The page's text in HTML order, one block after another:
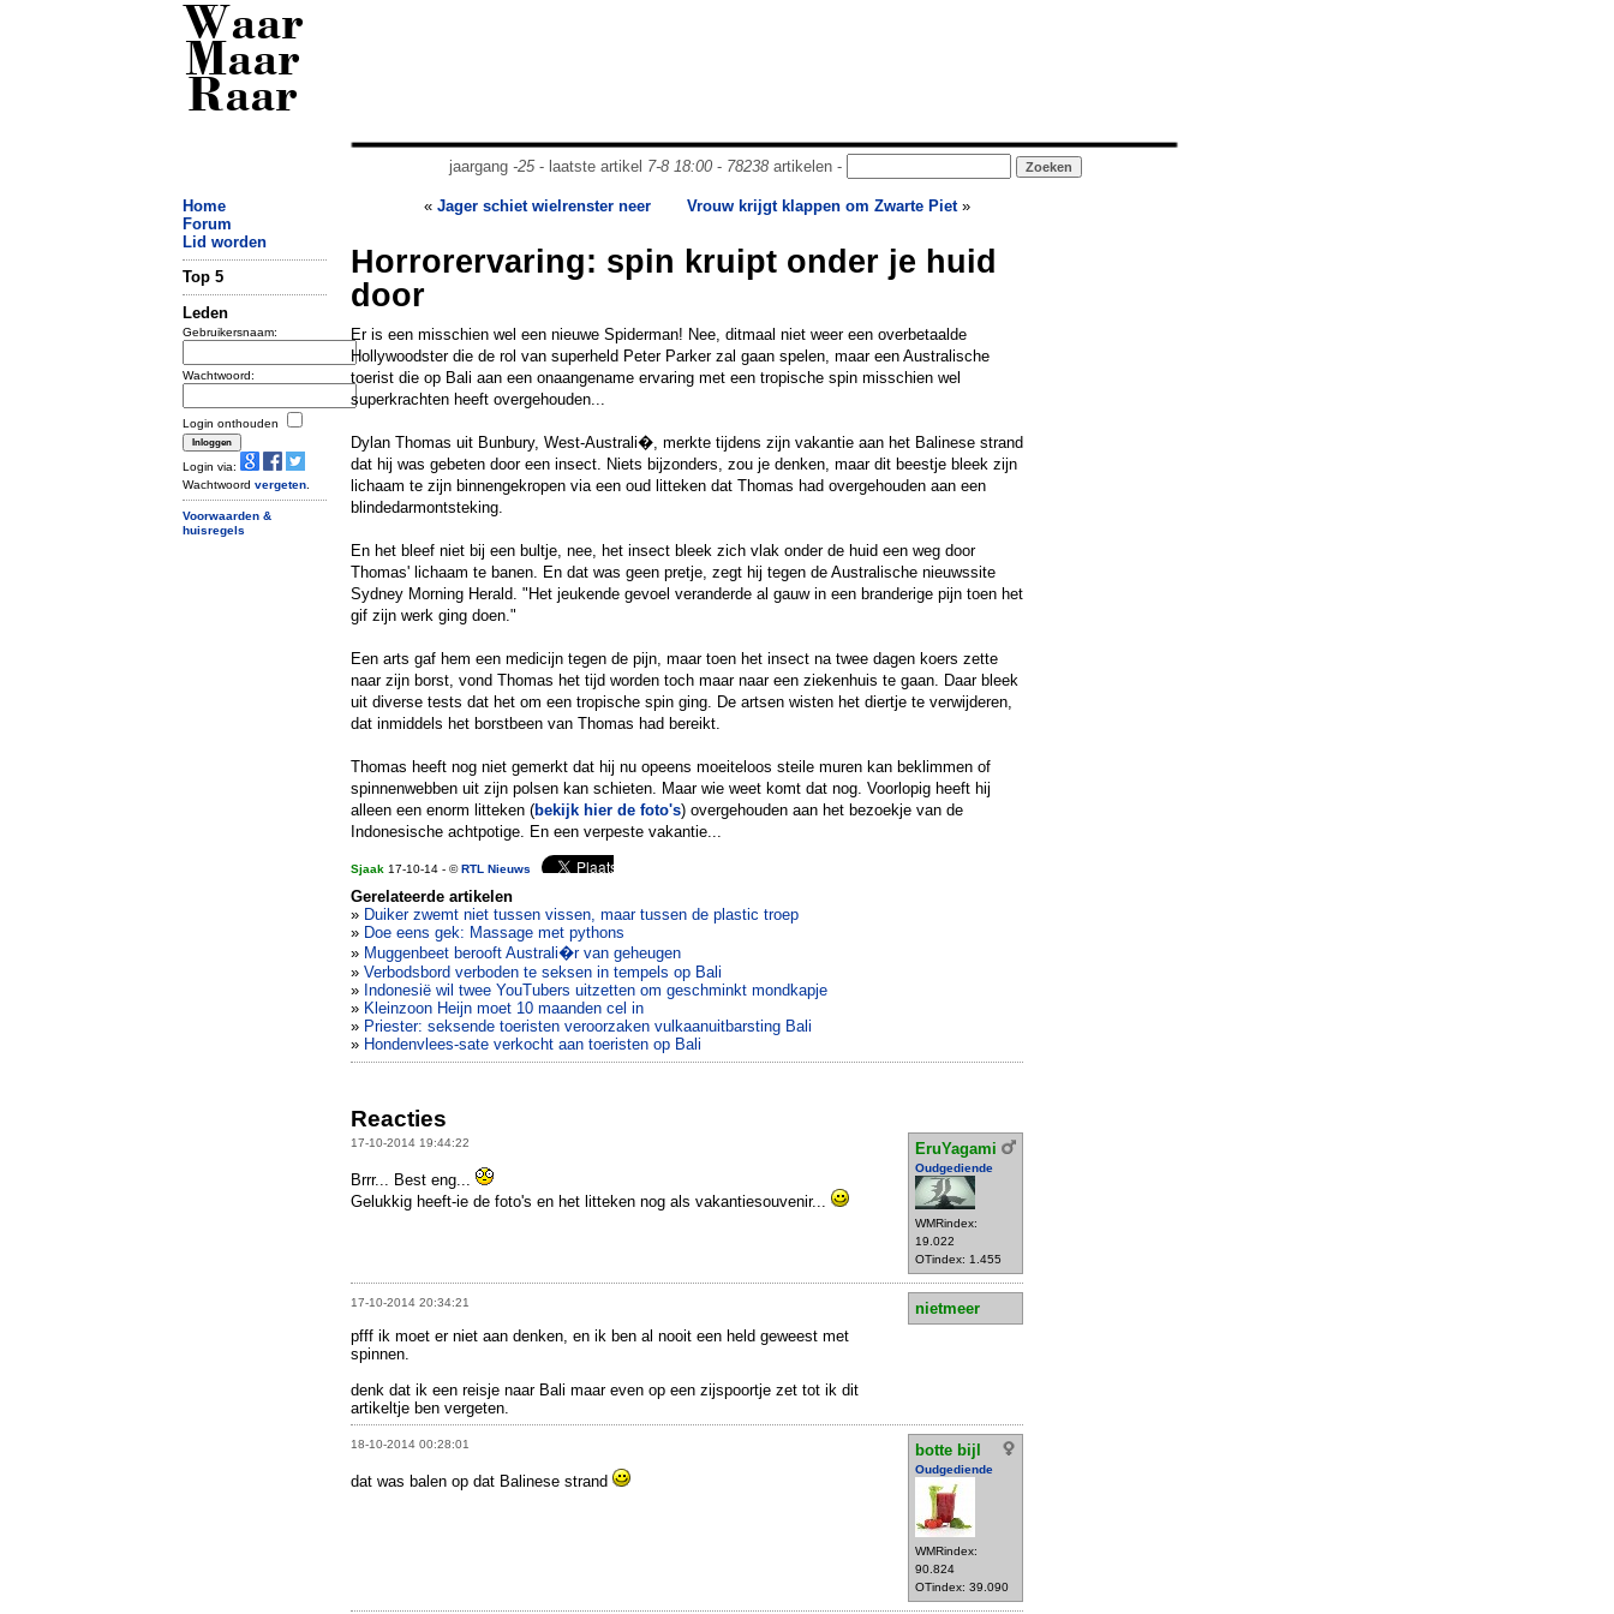
Waar
Maar
Raar
jaargang -25- laatste artikel 7-8 18:00- 78238artikelen -
Home
Forum
Lid worden
Top 5
Leden
Gebruikersnaam:
Wachtwoord:
Login onthouden
Login via:
Wachtwoord vergeten
Voorwaarden &
huisregels
« Jager schiet wielrenster neer Vrouw krijgt klappen om Zwarte Piet»
Horrorervaring: spin kruipt onder je huid
door
Er is een misschien wel een nieuwe Spiderman! Nee, ditmaal niet weer een overbetaalde
Hollywoodster die de rol van superheld Peter Parker zal gaan spelen, maar een Australische
toerist die op Bali aan een onaangename ervaring met een tropische spin misschien wel
superkrachten heeft overgehouden...
Dylan Thomas uit Bunbury, West-Australi�, merkte tijdens zijn vakantie aan het Balinese strand
dat hij was gebeten door een insect. Niets bijzonders, zou je denken, maar dit beestje bleek zijn
lichaam te zijn binnengekropen via een oud litteken dat Thomas had overgehouden aan een
blindedarmontsteking.
En het bleef niet bij een bultje, nee, het insect bleek zich vlak onder de huid een weg door
Thomas' lichaam te banen. En dat was geen pretje, zegt hij tegen de Australische nieuwssite
Sydney Morning Herald. "Het jeukende gevoel veranderde al gauw in een branderige pijn toen het
gif zijn werk ging doen."
Een arts gaf hem een medicijn tegen de pijn, maar toen het insect na twee dagen koers zette
naar zijn borst, vond Thomas het tijd worden toch maar naar een ziekenhuis te gaan. Daar bleek
uit diverse tests dat het om een tropische spin ging. De artsen wisten het diertje te verwijderen,
dat inmiddels het borstbeen van Thomas had bereikt.
Thomas heeft nog niet gemerkt dat hij nu opeens moeiteloos steile muren kan beklimmen of
spinnenwebben uit zijn polsen kan schieten. Maar wie weet komt dat nog. Voorlopig heeft hij
alleen een enorm litteken (bekijk hier de foto's) overgehouden aan het bezoekje van de
Indonesische achtpotige. En een verpeste vakantie...
Sjaak 17-10-14 - ©RTL Nieuws
Gerelateerde artikelen
» Duiker zwemt niet tussen vissen, maar tussen de plastic troep
» Doe eens gek: Massage met pythons
» Muggenbeet berooft Australi�r van geheugen
» Verbodsbord verboden te seksen in tempels op Bali
» Indonesië wil twee YouTubers uitzetten om geschminkt mondkapje
» Kleinzoon Heijn moet 10 maanden cel in
» Priester: seksende toeristen veroorzaken vulkaanuitbarsting Bali
» Hondenvlees-sate verkocht aan toeristen op Bali
Reacties
17-10-2014 19:44:22 EruYagami
Oudgediende
WMRindex:
19.022
OTindex: 1.455
Brrr... Best eng...
Gelukkig heeft-ie de foto's en het litteken nog als vakantiesouvenir...
17-10-2014 20:34:21
nietmeer
pfff ik moet er niet aan denken, en ik ben al nooit een held geweest met
spinnen.
denk dat ik een reisje naar Bali maar even op een zijspoortje zet tot ik dit
artikeltje ben vergeten.
18-10-2014 00:28:01 botte bijl
Oudgediende
WMRindex:
90.824
OTindex: 39.090
dat was balen op dat Balinese strand